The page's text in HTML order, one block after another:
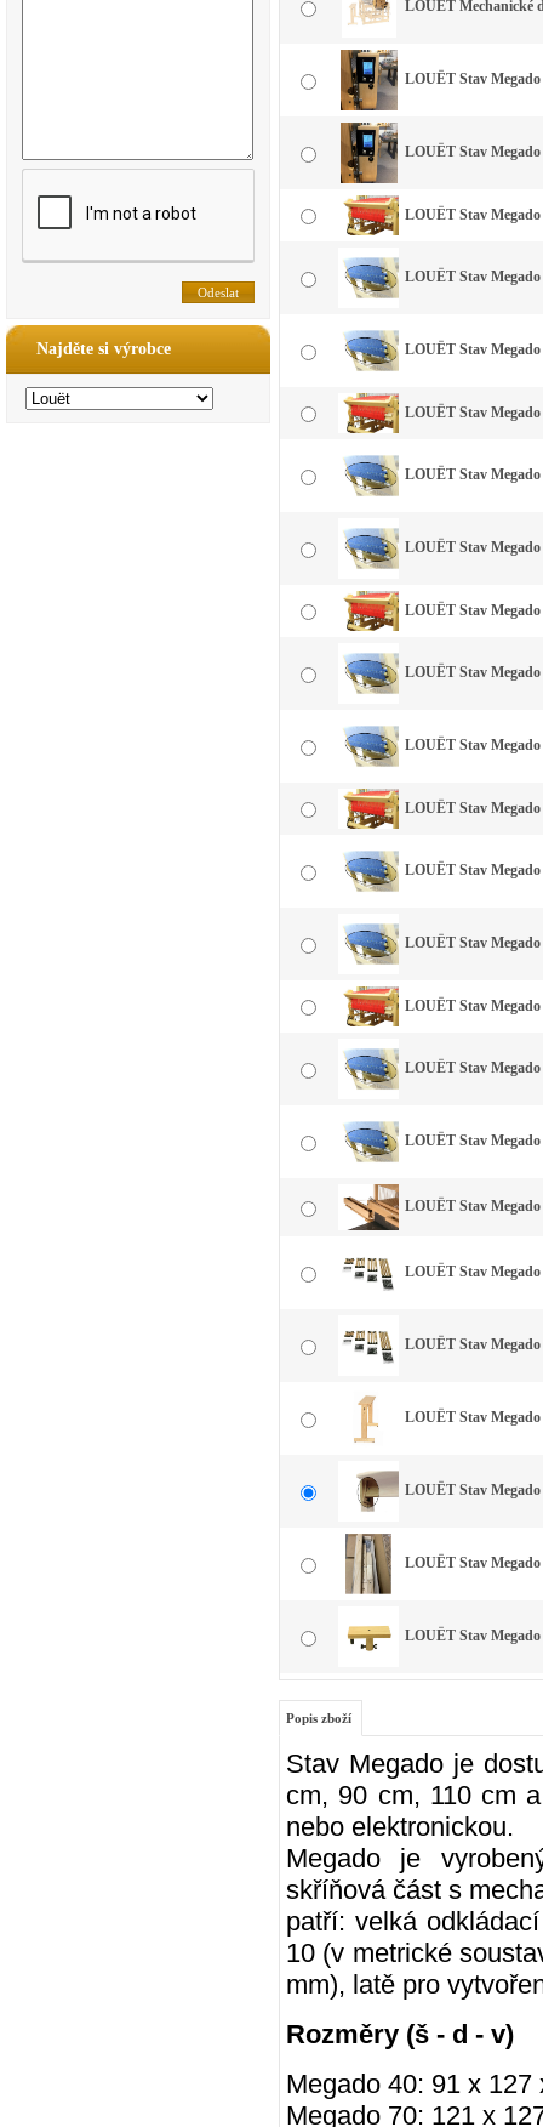
Najděte si výrobce
LOUËT Mechanické
LOUËT Stav
LOUËT Stav
LOUËT Stav
LOUËT Stav
LOUËT Stav
LOUËT Stav
LOUËT Stav
LOUËT Stav
LOUËT Stav
LOUËT Stav
LOUËT Stav
LOUËT Stav
LOUËT Stav
LOUËT Stav
LOUËT Stav
LOUËT Stav
LOUËT Stav
LOUËT Stav
LOUËT Stav
LOUËT Stav
LOUËT Stav
LOUËT Stav
LOUËT Stav
LOUËT Stav
Popis zboží
Stav Megado je
cm, 90 cm, 110 cm
nebo elektronickou.
Megado je
skříňová část s
patří: velká
10 (v metrické
mm), latě pro
Rozměry (š - d - v)
Megado 40: 91 x 127
Megado 70: 121 x